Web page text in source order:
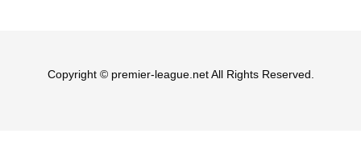
Copyright © premier-league.net All Rights Reserved.